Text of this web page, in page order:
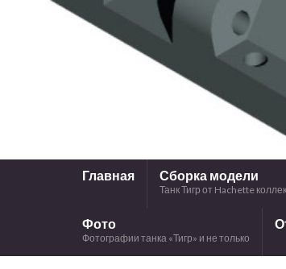
Главная Сборка модели
Танк Тигр от Hachette
Фото
Фотографии танка «Тигр» и не только